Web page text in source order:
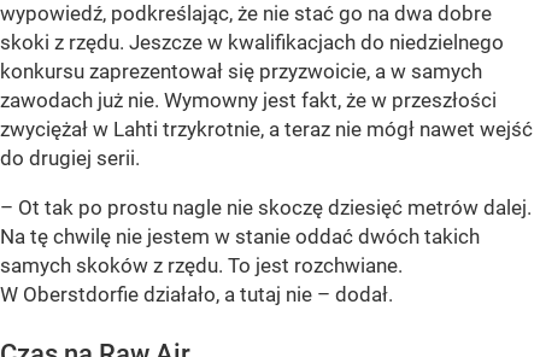
wypowiedź, podkreślając, że nie stać go na dwa dobre
skoki z rzędu. Jeszcze w kwalifikacjach do niedzielnego
konkursu zaprezentował się przyzwoicie, a w samych
zawodach już nie. Wymowny jest fakt, że w przeszłości
zwyciężał w Lahti trzykrotnie, a teraz nie mógł nawet wejść
do drugiej serii.
– Ot tak po prostu nagle nie skoczę dziesięć metrów dalej.
Na tę chwilę nie jestem w stanie oddać dwóch takich
samych skoków z rzędu. To jest rozchwiane.
W Oberstdorfie działało, a tutaj nie – dodał.